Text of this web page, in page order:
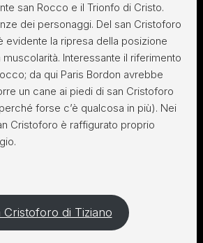
san Rocco e il Trionfo di Cristo.
dei personaggi. Del san Cristoforo
evidente la ripresa della posizione
Interessante il riferimento
da qui Paris Bordon avrebbe
un cane ai piedi di san Cristoforo
forse c’è qualcosa in più). Nei
Cristoforo è raffigurato proprio
Cristoforo di Tiziano